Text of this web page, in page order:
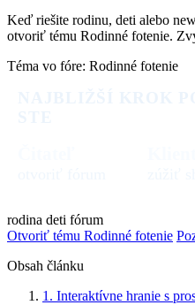
Keď riešite rodinu, deti alebo
otvoriť tému Rodinné fotenie.
Téma vo fóre: Rodinné fotenie
rodina deti fórum
Otvoriť tému Rodinné fotenie
Obsah článku
1. Interaktívne hranie s